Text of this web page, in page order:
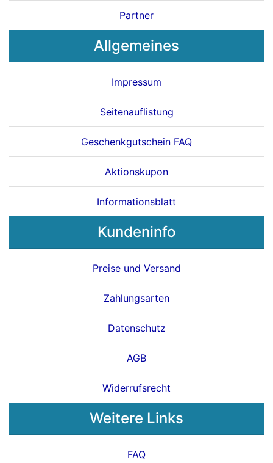
Partner
Allgemeines
Impressum
Seitenauflistung
Geschenkgutschein FAQ
Aktionskupon
Informationsblatt
Kundeninfo
Preise und Versand
Zahlungsarten
Datenschutz
AGB
Widerrufsrecht
Weitere Links
FAQ